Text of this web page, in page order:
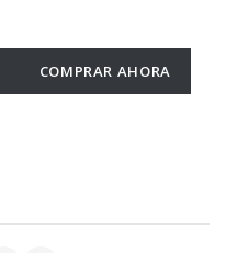
COMPRAR AHORA